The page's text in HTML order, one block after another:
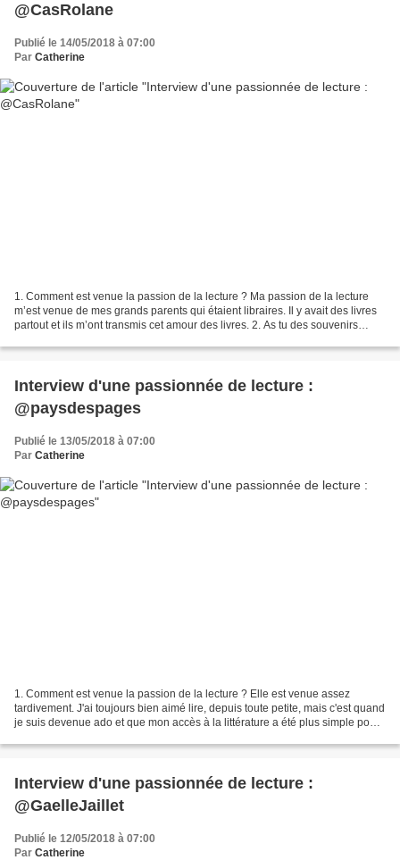
@CasRolane
Publié le 14/05/2018 à 07:00
Par Catherine
1. Comment est venue la passion de la lecture ? Ma passion de la lecture
m’est venue de mes grands parents qui étaient libraires. Il y avait des livres
partout et ils m’ont transmis cet amour des livres. 2. As tu des souvenirs
Interview d'une passionnée de lecture :
@paysdespages
Publié le 13/05/2018 à 07:00
Par Catherine
1. Comment est venue la passion de la lecture ? Elle est venue assez
tardivement. J'ai toujours bien aimé lire, depuis toute petite, mais c'est quand
je suis devenue ado et que mon accès à la littérature a été plus simple pour
Interview d'une passionnée de lecture :
@GaelleJaillet
Publié le 12/05/2018 à 07:00
Par Catherine